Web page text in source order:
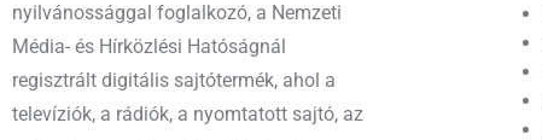
nyilvánossággal foglalkozó, a Nemzeti
Média- és Hírközlési Hatóságnál
regisztrált digitális sajtótermék, ahol a
televíziók, a rádiók, a nyomtatott sajtó, az